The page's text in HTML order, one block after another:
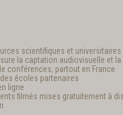
scientifiques et
la captation audiovisuelle et
conférences, partout en France
écoles partenaires
ligne
filmés mises gratuitement à